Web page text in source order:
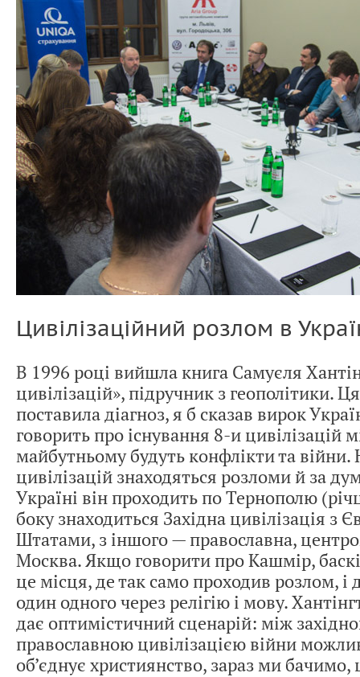
Цивілізаційний розлом в
В 1996 році вийшла книга Самуєля
цивілізацій», підручник з геополітики.
поставила діагноз, я б сказав вирок
говорить про існування 8-и цивілізацій
майбутньому будуть конфлікти та війни.
цивілізацій знаходяться розломи й за
Україні він проходить по Тернополю
боку знаходиться Західна цивілізація з
Штатами, з іншого — православна,
Москва. Якщо говорити про Кашмір,
це місця, де так само проходив розлом,
один одного через релігію і мову.
дає оптимістичний сценарій: між
православною цивілізацією війни
об’єднує християнство, зараз ми